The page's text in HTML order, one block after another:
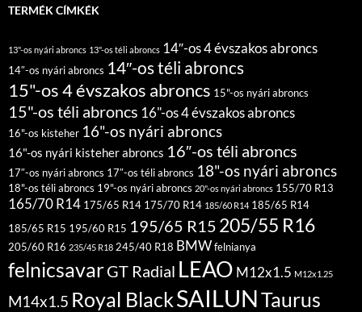
TERMÉK CÍMKÉK
13"-os nyári abroncs 13"-os téli abroncs 14″-os 4 évszakos abroncs
14″-os nyári abroncs 14″-os téli abroncs
15"-os 4 évszakos abroncs 15"-os nyári abroncs
15"-os téli abroncs 16"-os 4 évszakos abroncs
16"-os kisteher 16"-os nyári abroncs
16"-os nyári kisteher abroncs 16″-os téli abroncs
17″-os nyári abroncs 17″-os téli abroncs 18"-os nyári abroncs
18"-os téli abroncs 19"-os nyári abroncs 20"-os nyári abroncs 155/70 R13
165/70 R14 175/65 R14 175/70 R14 185/60 R14 185/65 R14
185/65 R15 195/60 R15 195/65 R15 205/55 R16
205/60 R16 235/45 R18 245/40 R18 BMWfelnianya
felnicsavarGT Radial LEAO M12x1.5 M12x1.25
M14x1.5 Royal BlackSAILUNTaurus